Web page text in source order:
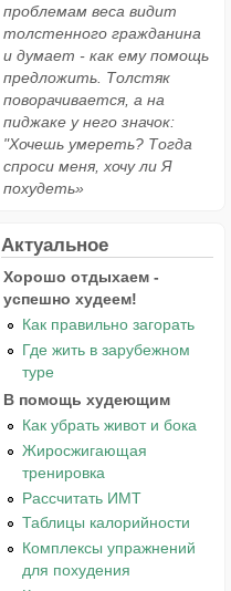
проблемам веса видит
толстенного гражданина
и думает - как ему помощь
предложить. Толстяк
поворачивается, а на
пиджаке у него значок:
"Хочешь умереть? Тогда
спроси меня, хочу ли Я
похудеть»
Актуальное
Хорошо отдыхаем -
успешно худеем!
Как правильно загорать
Где жить в зарубежном
туре
В помощь худеющим
Как убрать живот и бока
Жиросжигающая
тренировка
Рассчитать ИМТ
Таблицы калорийности
Комплексы упражнений
для похудения